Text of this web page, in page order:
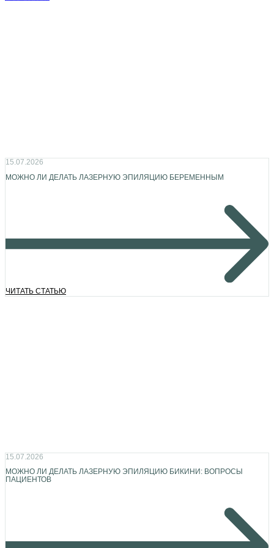
15.07.2026
МОЖНО ЛИ ДЕЛАТЬ ЛАЗЕРНУЮ ЭПИЛЯЦИЮ БЕРЕМЕННЫМ
ЧИТАТЬ СТАТЬЮ
15.07.2026
МОЖНО ЛИ ДЕЛАТЬ ЛАЗЕРНУЮ ЭПИЛЯЦИЮ БИКИНИ: ВОПРОСЫ
ПАЦИЕНТОВ